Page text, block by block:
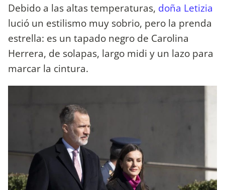
Debido a las altas temperaturas, doña Letizia
lució un estilismo muy sobrio, pero la prenda
estrella: es un tapado negro de Carolina
Herrera, de solapas, largo midi y un lazo para
marcar la cintura.